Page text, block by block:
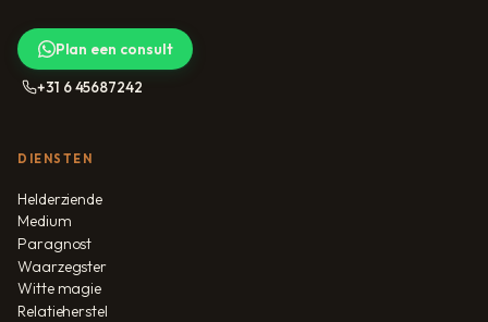
Plan een consult
+31 6 45687242
DIENSTEN
Helderziende
Medium
Paragnost
Waarzegster
Witte magie
Relatieherstel